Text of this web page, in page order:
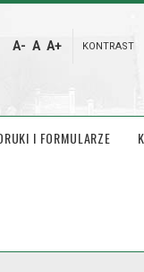
A- A A+ KONTRAST
I FORMULARZE